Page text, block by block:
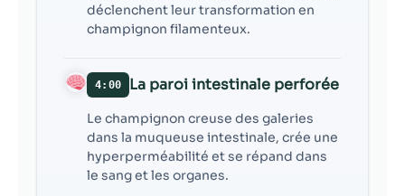
déclenchent leur transformation en
champignon filamenteux.
4:00 La paroi intestinale perforée
Le champignon creuse des galeries
dans la muqueuse intestinale, crée une
hyperperméabilité et se répand dans
le sang et les organes.